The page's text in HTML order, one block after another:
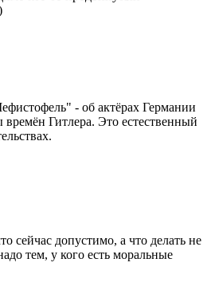
- об актёрах Германии
Гитлера. Это естественный
сейчас допустимо, а что делать не
тем, у кого есть моральные